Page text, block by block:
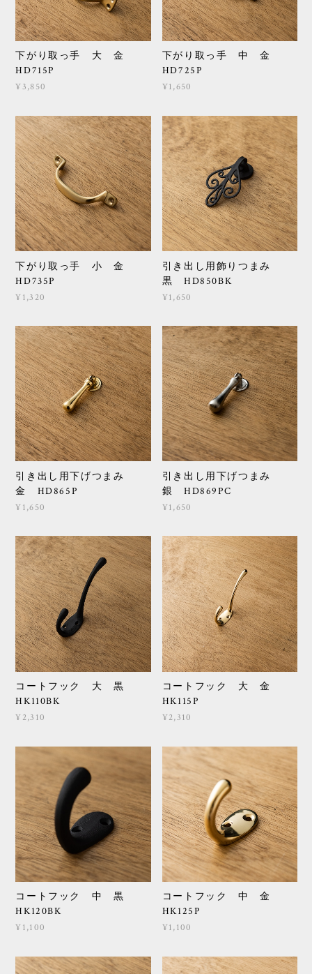
下がり取っ手 大 金
HD715P
¥3,850
下がり取っ手 中 金
HD725P
¥1,650
下がり取っ手 小 金
HD735P
¥1,320
引き出し用飾りつまみ
黒 HD850BK
¥1,650
引き出し用下げつまみ
金 HD865P
¥1,650
引き出し用下げつまみ
銀 HD869PC
¥1,650
コートフック 大 黒
HK110BK
¥2,310
コートフック 大 金
HK115P
¥2,310
コートフック 中 黒
HK120BK
¥1,100
コートフック 中 金
HK125P
¥1,100